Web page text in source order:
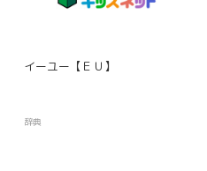
イーユー【ＥＵ】
辞典